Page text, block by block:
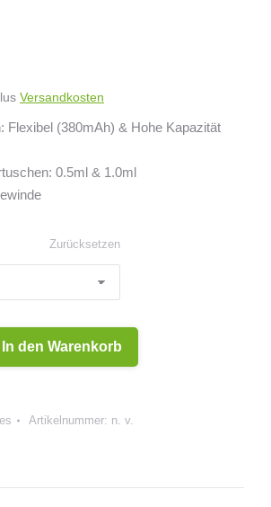
Versandkosten
Flexibel (380mAh) & Hohe Kapazität
0.5ml & 1.0ml
Zurücksetzen
In den Warenkorb
Artikelnummer: n. v.